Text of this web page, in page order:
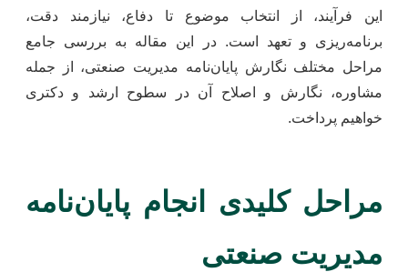
این فرآیند، از انتخاب موضوع تا دفاع، نیازمند دقت،
برنامه‌ریزی و تعهد است. در این مقاله به بررسی جامع
مراحل مختلف نگارش پایان‌نامه مدیریت صنعتی، از جمله
مشاوره، نگارش و اصلاح آن در سطوح ارشد و دکتری
خواهیم پرداخت.
مراحل کلیدی انجام پایان‌نامه
مدیریت صنعتی